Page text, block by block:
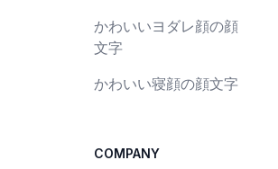
かわいいヨダレ顔の顔
文字
かわいい寝顔の顔文字
COMPANY